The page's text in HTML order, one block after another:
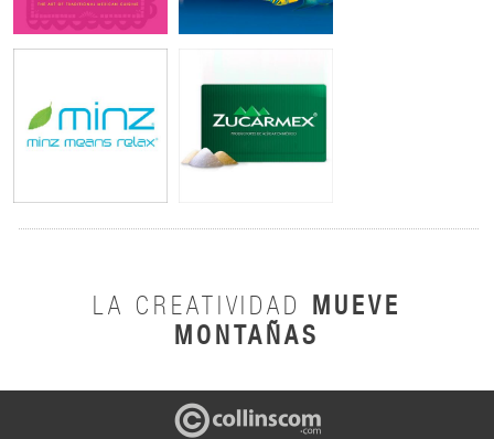
LA CREATIVIDAD MUEVE
MONTAÑAS